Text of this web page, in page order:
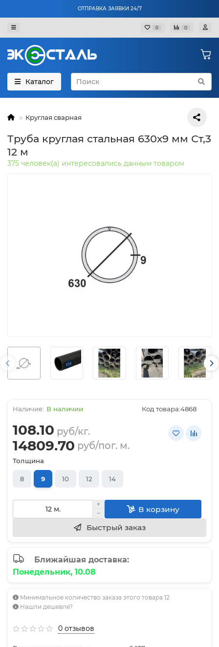
ОТПРАВКА ЗАЯВКИ 24/7
0 0
Каталог
Круглая сварная
Труба круглая стальная 630х9 мм Ст,3
12 м
375 человек(а) интересовались данным товаром
В наличии Код товара:4868
108.10 руб/кг.
14809.70 руб/пог. м.
Толщина
8 9 10 12 14
В корзину
Быстрый заказ
Ближайшая доставка:
Понедельник, 10.08
Минимальное количество заказа этого товара 12
Нашли дешевле?
0 отзывов